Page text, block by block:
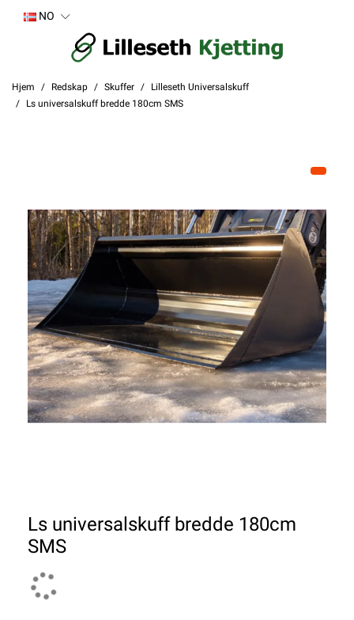
NO
Hjem Redskap Skuffer
Lilleseth Universalskuff
Ls universalskuff bredde 180cm SMS
Ls universalskuff bredde 180cm
SMS